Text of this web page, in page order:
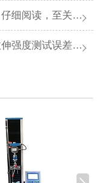
，至关重要哦！
测试误差案例分析